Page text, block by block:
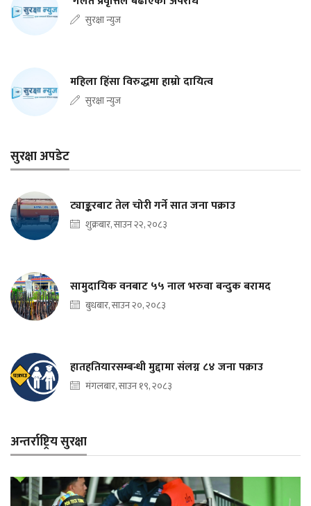
सुरक्षा न्युज
महिला हिंसा विरुद्धमा हाम्रो दायित्व
सुरक्षा न्युज
सुरक्षा अपडेट
ट्याङ्करबाट तेल चोरी गर्ने सात जना पक्राउ
शुक्रबार, साउन २२, २०८३
सामुदायिक वनबाट ५५ नाल भरुवा बन्दुक बरामद
बुधबार, साउन २०, २०८३
हातहतियारसम्बन्धी मुद्दामा संलग्न ८४ जना पक्राउ
मंगलबार, साउन १९, २०८३
अन्तर्राष्ट्रिय सुरक्षा